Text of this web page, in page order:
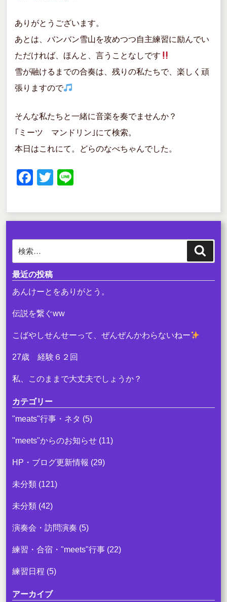
ありがとうございます。
あとは、バンバン雪山を攻めつつ自主練習に励んでい
ただければ、ほんと、言うことなしです
雪が融けるまでの合奏は、残りの私たちで、楽しく頑
張りますので
そんな私たちと一緒に音楽を奏でませんか？
｢ミーツ マンドリン｣にて検索。
本日はこれにて。どらのなべちゃんでした。
F
c
e
b
o
o
k
T
tt
er
e
検
最近の投稿
あんけーとをありがとう。
伝説を繋ぐww
こばやしせんせーって、ぜんぜんかわらないねー
27歳 経験６２回
私、このままで大丈夫でしょうか？
カテゴリー
"meats"行事・ネタ (5)
"meets"からのお知らせ (11)
HP・ブログ更新情報 (29)
未分類 (121)
未分類 (42)
演奏会・訪問演奏 (5)
練習・合宿・"meets"行事 (22)
練習日程 (5)
アーカイブ